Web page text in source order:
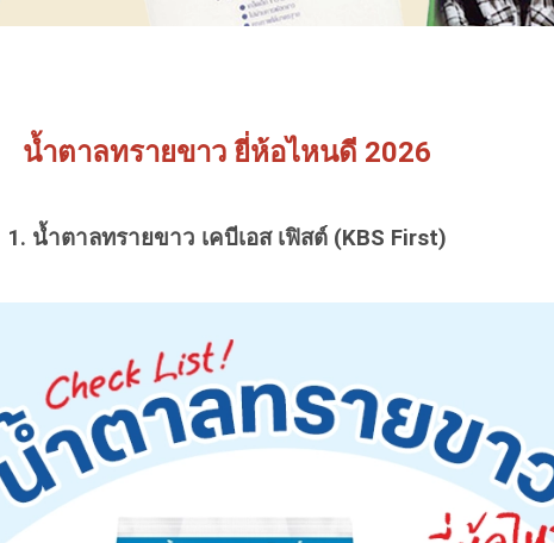
น้ำตาลทรายขาว ยี่ห้อไหนดี 2026
1. น้ำตาลทรายขาว เคบีเอส เฟิสต์ (KBS First)